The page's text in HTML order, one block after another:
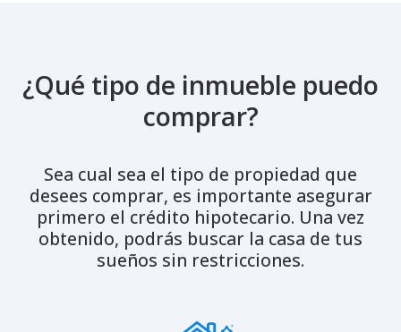
¿Qué tipo de inmueble puedo
comprar?
Sea cual sea el tipo de propiedad que
desees comprar, es importante asegurar
primero el crédito hipotecario. Una vez
obtenido, podrás buscar la casa de tus
sueños sin restricciones.